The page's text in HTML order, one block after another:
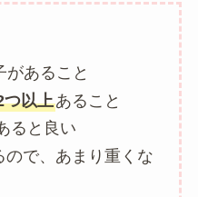
があること
つ以上あること
ると良い
で、あまり重くな